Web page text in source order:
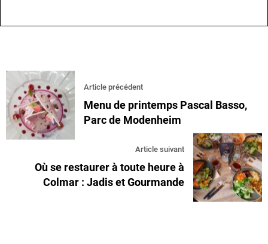
Article précédent
Menu de printemps Pascal Basso,
Parc de Modenheim
Article suivant
Où se restaurer à toute heure à
Colmar : Jadis et Gourmande